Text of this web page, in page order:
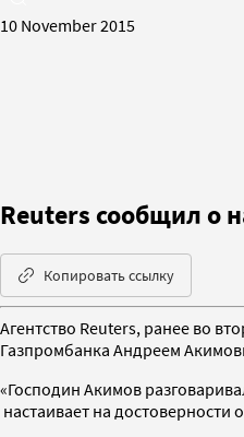
10 November 2015
Reuters сообщил о
Копировать ссылку
Агентство Reuters, ранее во
Газпромбанка Андреем
«Господин Акимов
настаивает на